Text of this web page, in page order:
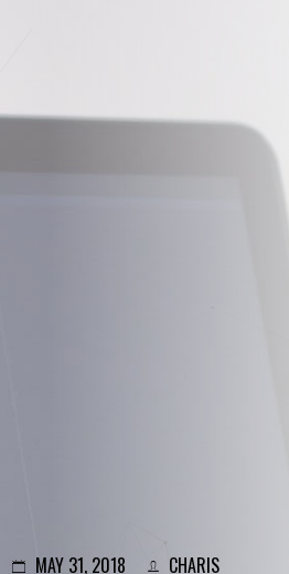
MAY 31, 2018 CHARIS